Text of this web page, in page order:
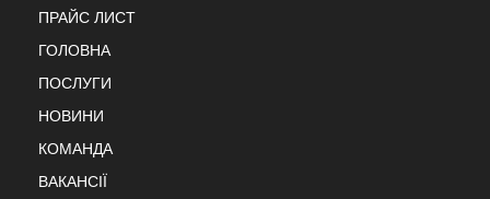
ПРАЙС ЛИСТ
ГОЛОВНА
ПОСЛУГИ
НОВИНИ
КОМАНДА
ВАКАНСІЇ